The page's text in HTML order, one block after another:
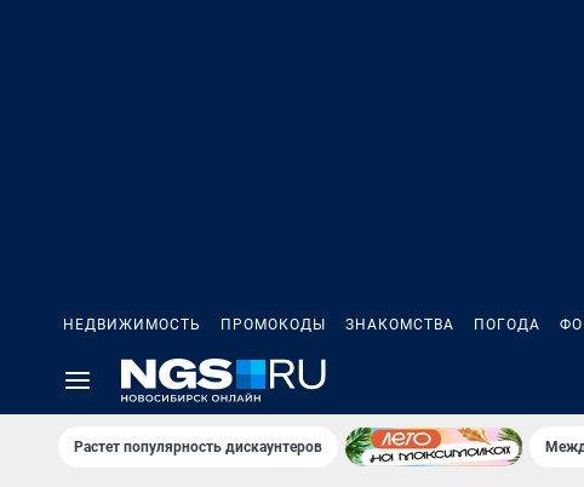
НЕДВИЖИМОСТЬ ПРОМОКОДЫ ЗНАКОМСТВА ПОГОДА
Растет популярность дискаунтеров